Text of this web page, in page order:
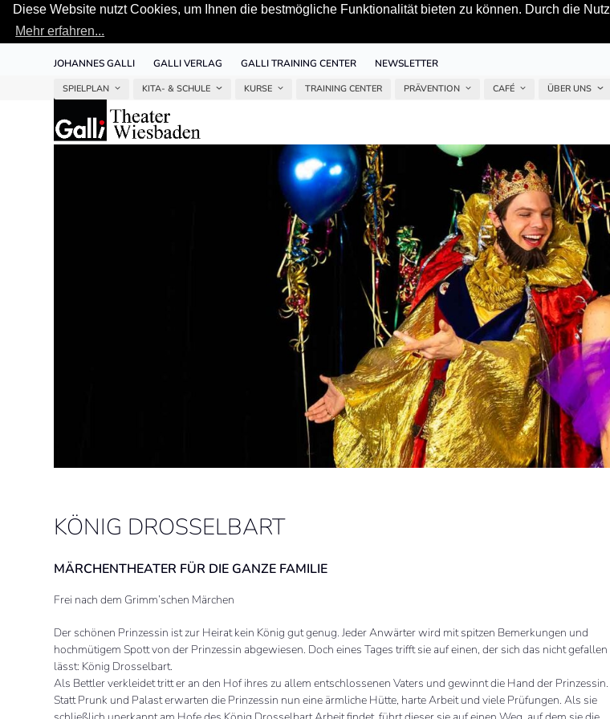
Diese Website nutzt Cookies, um Ihnen die bestmögliche Funktionalität bieten zu können. Durch die
Mehr erfahren...
JOHANNES GALLI GALLI VERLAG GALLI TRAINING CENTER NEWSLETTER
SPIELPLAN KITA- & SCHULE KURSE TRAINING CENTER PRÄVENTION CAFÉ ÜBER UNS
KÖNIG DROSSELBART
MÄRCHENTHEATER FÜR DIE GANZE FAMILIE
Frei nach dem Grimm’schen Märchen
Der schönen Prinzessin ist zur Heirat kein König gut genug. Jeder Anwärter wird mit spitzen Bemerkungen und
hochmütigem Spott von der Prinzessin abgewiesen. Doch eines Tages trifft sie auf einen, der sich das nicht gefallen
lässt: König Drosselbart.
Als Bettler verkleidet tritt er an den Hof ihres zu allem entschlossenen Vaters und gewinnt die Hand der Prinzessin.
Statt Prunk und Palast erwarten die Prinzessin nun eine ärmliche Hütte, harte Arbeit und viele Prüfungen. Als sie